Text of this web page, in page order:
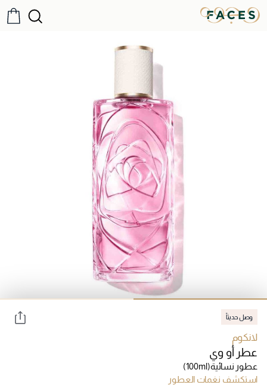
وصل حديثاً
لانكوم
عطر أو وي
عطور نسائية(100ml)
استكشف نغمات العطور